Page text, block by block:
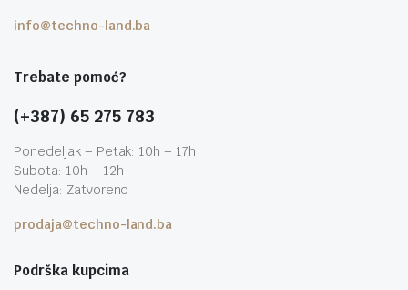
info@techno-land.ba
Trebate pomoć?
(+387) 65 275 783
Ponedeljak – Petak: 10h – 17h
Subota: 10h – 12h
Nedelja: Zatvoreno
prodaja@techno-land.ba
Podrška kupcima